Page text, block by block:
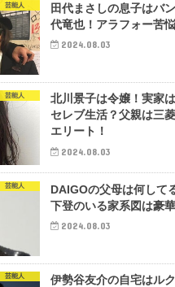
芸能人
田代まさしの息子はバ
代竜也！アラフォー苦
2024.08.03
芸能人
北川景子は令嬢！実家
セレブ生活？父親は三
エリート！
2024.08.03
芸能人
DAIGOの父母は何して
下登のいる家系図は豪華
2024.08.03
芸能人
伊勢谷友介の自宅はル